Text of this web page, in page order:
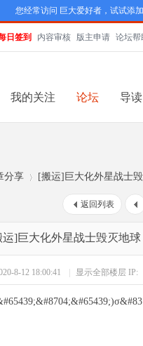
您经常访问 巨大爱好者，试试添
日签到 内容审核 版主申请 论坛帮
我的关注 论坛 导读
分享
›
[搬运]巨大化外星战士
返回列表
运]巨大化外星战士毁灭地球
8-12 18:00:41 显示全部楼层 IP: